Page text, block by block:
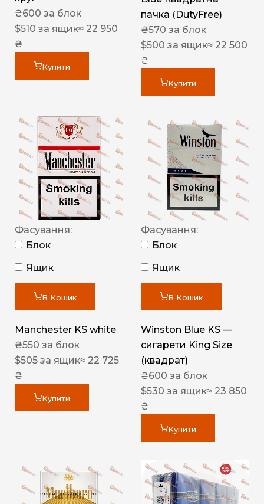
₴600 за блок
$510 за ящик≈ 22 950
₴
Купити
пачка (DutyFree)
₴570 за блок
$500 за ящик≈ 22 500
₴
Купити
Фасування:
Блок
Ящик
В Кошик
Manchester KS white
₴550 за блок
$505 за ящик≈ 22 725
₴
Купити
Фасування:
Блок
Ящик
В Кошик
Winston Blue KS —
сигарети King Size
(квадрат)
₴600 за блок
$530 за ящик≈ 23 850
₴
Купити